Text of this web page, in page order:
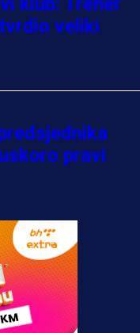
veliki
pravi
pojačanje:
želi obući